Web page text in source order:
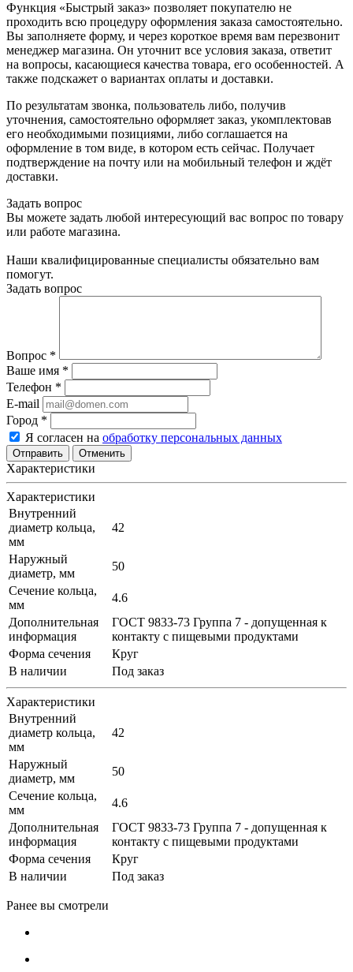
Функция «Быстрый заказ» позволяет покупателю не
проходить всю процедуру оформления заказа самостоятельно.
Вы заполняете форму, и через короткое время вам перезвонит
менеджер магазина. Он уточнит все условия заказа, ответит
на вопросы, касающиеся качества товара, его особенностей. А
также подскажет о вариантах оплаты и доставки.
По результатам звонка, пользователь либо, получив
уточнения, самостоятельно оформляет заказ, укомплектовав
его необходимыми позициями, либо соглашается на
оформление в том виде, в котором есть сейчас. Получает
подтверждение на почту или на мобильный телефон и ждёт
доставки.
Задать вопрос
Вы можете задать любой интересующий вас вопрос по товару
или работе магазина.
Наши квалифицированные специалисты обязательно вам
помогут.
Задать вопрос
Вопрос *
Ваше имя *
Телефон *
E-mail
Город *
Я согласен на обработку персональных данных
Отменить
Характеристики
Характеристики
Внутренний
диаметр кольца,
мм
42
Наружный
диаметр, мм
50
Сечение кольца,
мм
4.6
Дополнительная
информация
ГОСТ 9833-73 Группа 7 - допущенная к
контакту с пищевыми продуктами
Форма сечения
Круг
В наличии
Под заказ
Характеристики
Внутренний
диаметр кольца,
мм
42
Наружный
диаметр, мм
50
Сечение кольца,
мм
4.6
Дополнительная
информация
ГОСТ 9833-73 Группа 7 - допущенная к
контакту с пищевыми продуктами
Форма сечения
Круг
В наличии
Под заказ
Ранее вы смотрели